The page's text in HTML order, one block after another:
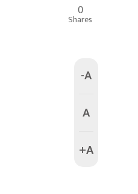
0
Shares
-A
A
+A